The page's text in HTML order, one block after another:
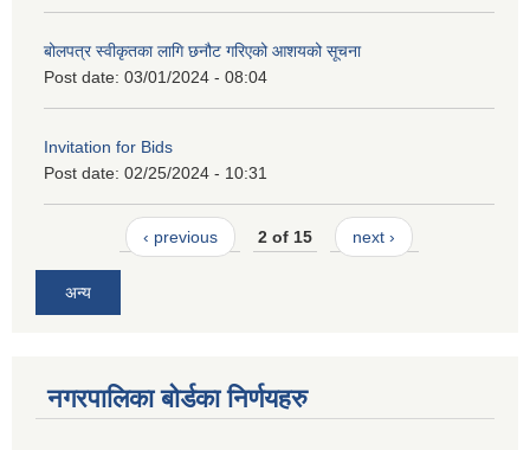
बोलपत्र स्वीकृतका लागि छनौट गरिएको आशयको सूचना
Post date: 03/01/2024 - 08:04
Invitation for Bids
Post date: 02/25/2024 - 10:31
‹ previous 2 of 15 next ›
अन्य
नगरपालिका बोर्डका निर्णयहरु